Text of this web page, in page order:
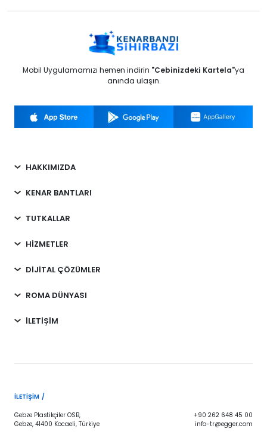
Mobil Uygulamamızı hemen indirin "Cebinizdeki Kartela"ya
anında ulaşın.
HAKKIMIZDA
KENAR BANTLARI
TUTKALLAR
HİZMETLER
DİJİTAL ÇÖZÜMLER
ROMA DÜNYASI
İLETİŞİM
İLETIŞIM /
Gebze Plastikçiler OSB,
Gebze, 41400 Kocaeli, Türkiye
+90 262 648 45 00
info-tr@egger.com